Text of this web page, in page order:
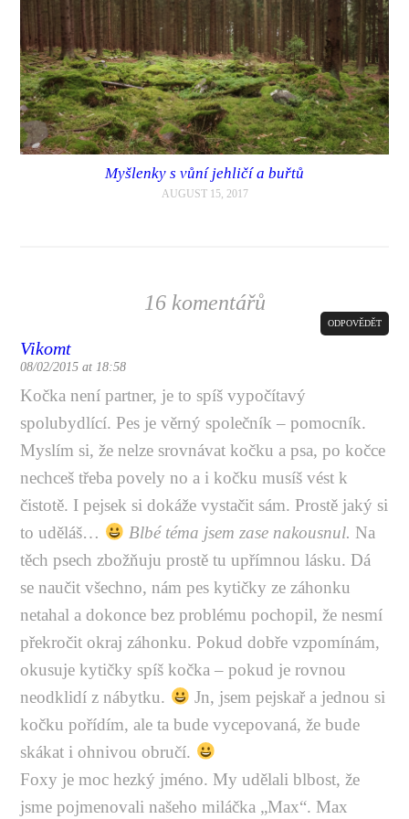
Myšlenky s vůní jehličí a buřtů
AUGUST 15, 2017
16 komentářů
Vikomt
08/02/2015 at 18:58
ODPOVĚDĚT
Kočka není partner, je to spíš vypočítavý
spolubydlící. Pes je věrný společník – pomocník.
Myslím si, že nelze srovnávat kočku a psa, po kočce
nechceš třeba povely no a i kočku musíš vést k
čistotě. I pejsek si dokáže vystačit sám. Prostě jaký si
to uděláš…
Blbé téma jsem zase nakousnul. Na
těch psech zbožňuju prostě tu upřímnou lásku. Dá
se naučit všechno, nám pes kytičky ze záhonku
netahal a dokonce bez problému pochopil, že nesmí
překročit okraj záhonku. Pokud dobře vzpomínám,
okusuje kytičky spíš kočka – pokud je rovnou
neodklidí z nábytku.
Jn, jsem pejskař a jednou si
kočku pořídím, ale ta bude vycepovaná, že bude
skákat i ohnivou obručí.
Foxy je moc hezký jméno. My udělali blbost, že
jsme pojmenovali našeho miláčka „Max“. Max